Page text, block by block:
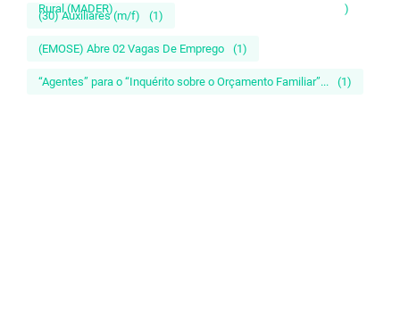
Rural (MADER)
)
(30) Auxiliares (m/f) (1)
(EMOSE) Abre 02 Vagas De Emprego (1)
“Agentes” para o “Inquérito sobre o Orçamento Familiar”... (1)